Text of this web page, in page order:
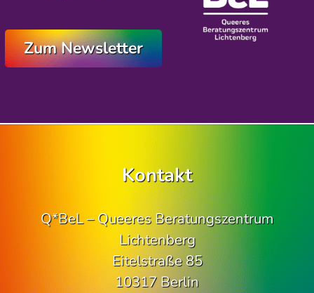
Zum Newsletter
Kontakt
Q*BeL – Queeres Beratungszentrum
Lichtenberg
Eitelstraße 85
10317 Berlin